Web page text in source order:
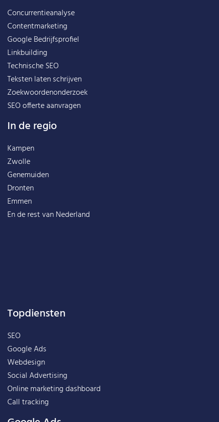
Concurrentieanalyse
Contentmarketing
Google Bedrijfsprofiel
Linkbuilding
Technische SEO
Teksten laten schrijven
Zoekwoordenonderzoek
SEO offerte aanvragen
In de regio
Kampen
Zwolle
Genemuiden
Dronten
Emmen
En de rest vanNederland
Topdiensten
SEO
Google Ads
Webdesign
Social Advertising
Online marketing dashboard
Call tracking